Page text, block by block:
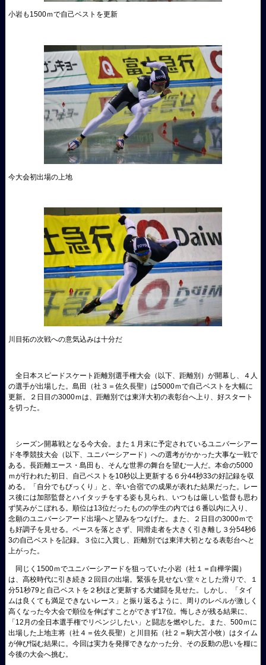
小岩も1500ｍで自己ベストを更新
今大会初出場の上地
川目拓の次戦への意気込みは十分だ
全日本スピードスケート距離別選手権大会（以下、距離別）が開幕し、４人
の選手が出場した。島田（社３＝佐久長聖）は5000ｍで自己ベストを大幅に
更新。２日目の3000ｍは、距離別では東洋大初の表彰台へ上り、好スタート
を切った。
シーズン開幕戦となる今大会。また１月末に予定されているユニバーシアー
ド冬季競技大会（以下、ユニバーシアード）への選考がかかった大事な一戦で
ある。長距離エース・島田も、そんな世界の舞台を望む一人だ。本命の5000
ｍが行われた初日、自己ベストを10秒以上更新する６分44秒33の好記録を収
める。「自分でもびっくり」と、辛い合宿での成果が表れた結果だった。レー
ス後には加部監督とハイタッチをする姿も見られ、いつもは厳しい監督も思わ
ず笑みがこぼれる。順位は13位だったものの学生の内では６番以内に入り、
念願のユニバーシアード出場へと望みをつなげた。また、２日目の3000ｍで
も好調子を見せる。ペースを落とさず、同滑走者を大きく引き離し３分54秒6
3の自己ベストを記録。３位に入賞し、距離別では東洋大初となる表彰台へと
上がった。
同じく1500ｍでユニバーシアードを狙っていた小岩（社１＝白樺学園）
は、高校時代に引き続き２回目の出場。緊張を見せない堂々とした滑りで、１
分51秒79と自己ベストを２秒ほど更新する大健闘を見せた。しかし、「タイ
ムは良くても満足できないレース」と振り返るように、周りのレベルが激しく
高くなった今大会で順位を伸ばすことができず17位。悔しさが残る結果に、
「12月の全日本選手権でリベンジしたい」と闘志を燃やした。また、500ｍに
出場した上地主将（社４＝佐久長聖）と川目拓（社２＝駒大苫小牧）はタイム
が伸び悩む結果に。今回は実力を発揮できなかった分、その反動の思いを糧に
今後の大会へ挑む。